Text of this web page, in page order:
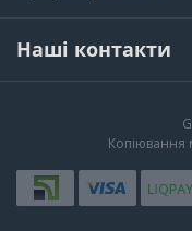
Наші контакти
Копіювання